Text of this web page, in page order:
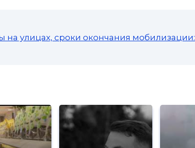
на улицах, сроки окончания мобилизации: